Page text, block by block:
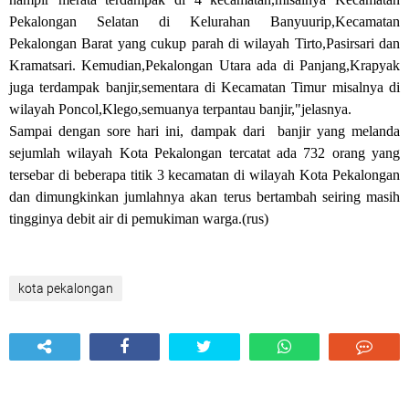
Pekalongan Selatan di Kelurahan Banyuurip,Kecamatan
Pekalongan Barat yang cukup parah di wilayah Tirto,Pasirsari dan
Kramatsari. Kemudian,Pekalongan Utara ada di Panjang,Krapyak
juga terdampak banjir,sementara di Kecamatan Timur misalnya di
wilayah Poncol,Klego,semuanya terpantau banjir,"jelasnya.
Sampai dengan sore hari ini, dampak dari banjir yang melanda
sejumlah wilayah Kota Pekalongan tercatat ada 732 orang yang
tersebar di beberapa titik 3 kecamatan di wilayah Kota Pekalongan
dan dimungkinkan jumlahnya akan terus bertambah seiring masih
tingginya debit air di pemukiman warga.(rus)
kota pekalongan